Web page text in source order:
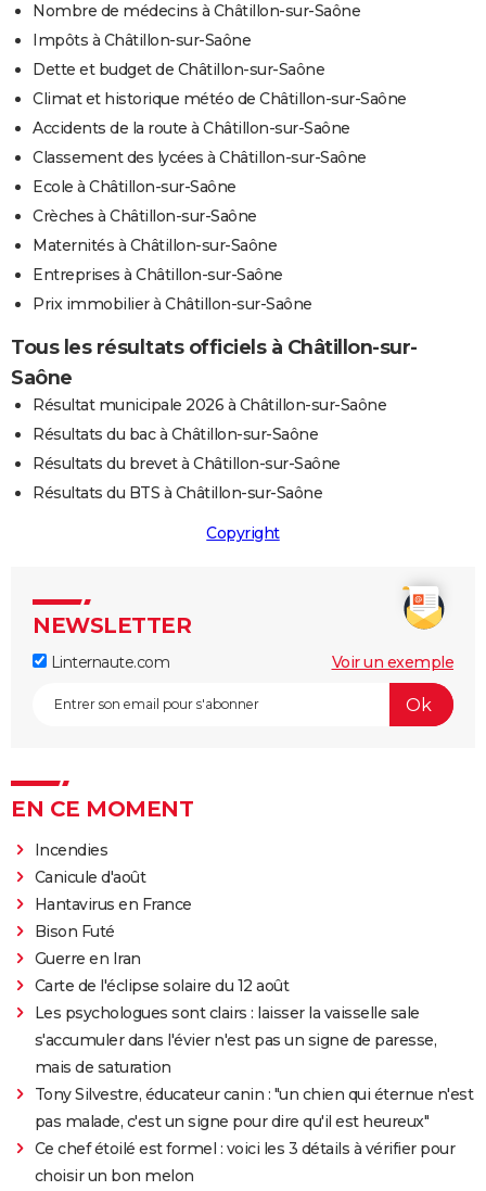
Nombre de médecins à Châtillon-sur-Saône
Impôts à Châtillon-sur-Saône
Dette et budget de Châtillon-sur-Saône
Climat et historique météo de Châtillon-sur-Saône
Accidents de la route à Châtillon-sur-Saône
Classement des lycées à Châtillon-sur-Saône
Ecole à Châtillon-sur-Saône
Crèches à Châtillon-sur-Saône
Maternités à Châtillon-sur-Saône
Entreprises à Châtillon-sur-Saône
Prix immobilier à Châtillon-sur-Saône
Tous les résultats officiels à Châtillon-sur-
Saône
Résultat municipale 2026 à Châtillon-sur-Saône
Résultats du bac à Châtillon-sur-Saône
Résultats du brevet à Châtillon-sur-Saône
Résultats du BTS à Châtillon-sur-Saône
Copyright
NEWSLETTER
Linternaute.com Voir un exemple
EN CE MOMENT
Incendies
Canicule d'août
Hantavirus en France
Bison Futé
Guerre en Iran
Carte de l'éclipse solaire du 12 août
Les psychologues sont clairs : laisser la vaisselle sale
s'accumuler dans l'évier n'est pas un signe de paresse,
mais de saturation
Tony Silvestre, éducateur canin : "un chien qui éternue n'est
pas malade, c'est un signe pour dire qu'il est heureux"
Ce chef étoilé est formel : voici les 3 détails à vérifier pour
choisir un bon melon